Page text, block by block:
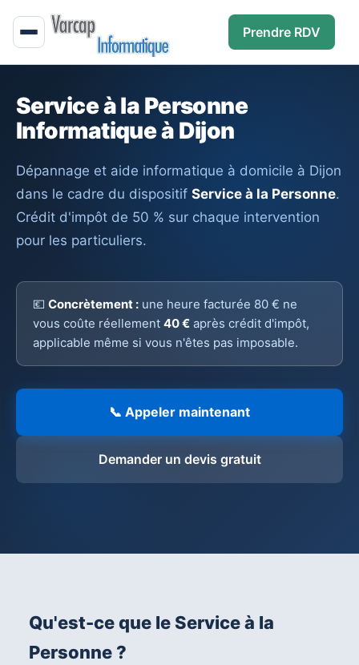
Prendre RDV
Service à la Personne
Informatique à Dijon
Dépannage et aide informatique à domicile à Dijon
dans le cadre du dispositif Service à la Personne.
Crédit d'impôt de 50 % sur chaque intervention
pour les particuliers.
💶 Concrètement : une heure facturée 80 € ne
vous coûte réellement 40 € après crédit d'impôt,
applicable même si vous n'êtes pas imposable.
📞 Appeler maintenant
Demander un devis gratuit
Qu'est-ce que le Service à la
Personne ?